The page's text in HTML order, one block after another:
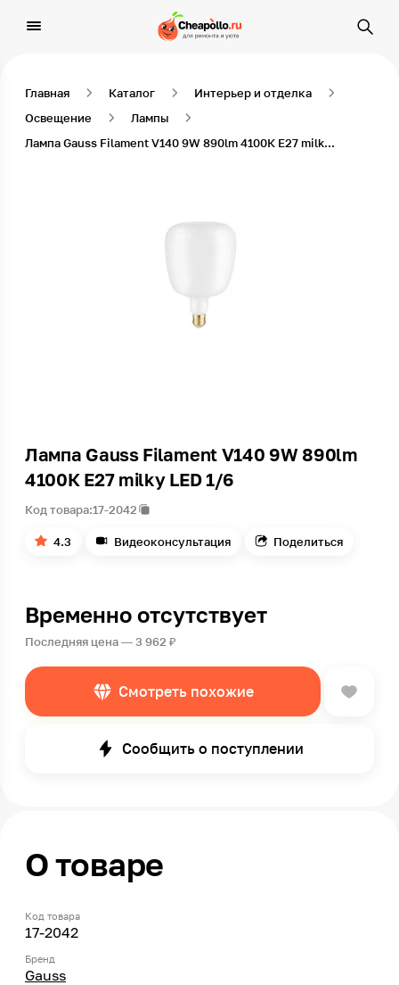
Главная Каталог
Интерьер и отделка
Освещение
Лампы
Лампа Gauss Filament V140 9W 890lm 4100К Е27 milky LED 1/6
Лампа Gauss Filament V140 9W 890lm
4100К Е27 milky LED 1/6
Код товара:17-2042
4.3 Видеоконсультация Поделиться
Временно отсутствует
Последняя цена — 3 962 ₽
Смотреть похожие
Сообщить о поступлении
О товаре
Код товара
17-2042
Бренд
Gauss